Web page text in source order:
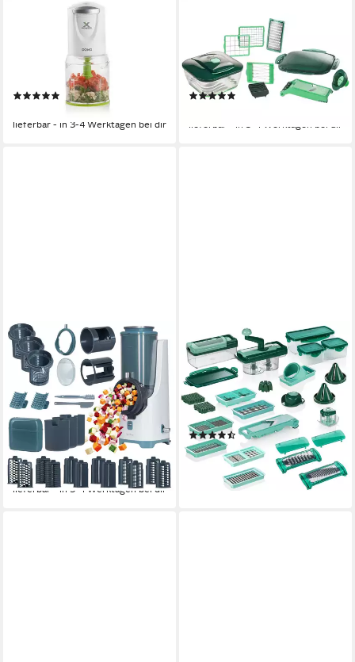
Leistung
Kapazität
Betriebsart
(1)
lieferbar - in 3-4 Werktagen bei dir
Gemüseschneider Chef
0 W Leistung
manuell Betriebsart
Edelstahl Material Messer
lieferbar - in 3-4 Werktagen bei dir
GENIUS
Gemüseschneider Nicer Dicer
Electro PRO Set 32-tlg., sage,
Gemüseschneider
80 W
Leistung
Netzkabel
Betriebsart
Edelstahl
Material Messer
169,79 €
15,51 € mtl. in 12 Raten
lieferbar - in 3-4 Werktagen bei dir
GENIUS
Gemüseschneider Nicer Dicer
Fusion smart, Set 34-tlg.,
mintgrün
manuell Betriebsart
(7)
96,94 €
lieferbar - in 3-4 Werktagen bei dir